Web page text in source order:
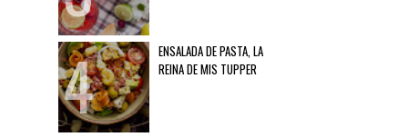
ENSALADA DE PASTA, LA
REINA DE MIS TUPPER